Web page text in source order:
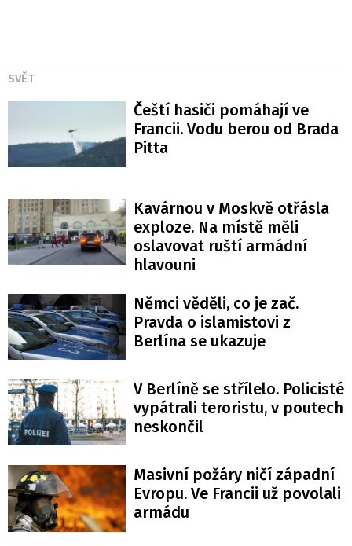
SVĚT
Čeští hasiči pomáhají ve
Francii. Vodu berou od Brada
Pitta
Kavárnou v Moskvě otřásla
exploze. Na místě měli
oslavovat ruští armádní
hlavouni
Němci věděli, co je zač.
Pravda o islamistovi z
Berlína se ukazuje
V Berlíně se střílelo. Policisté
vypátrali teroristu, v poutech
neskončil
Masivní požáry ničí západní
Evropu. Ve Francii už povolali
armádu